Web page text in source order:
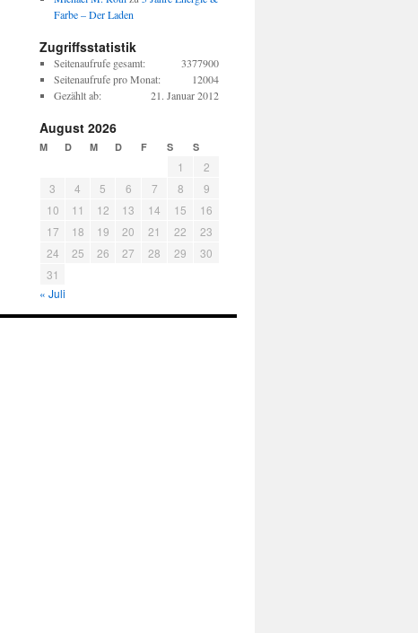
Farbe – Der Laden
Zugriffsstatistik
3377900
Seitenaufrufe gesamt:
12004
Seitenaufrufe pro Monat:
21. Januar 2012
Gezählt ab:
August 2026
M D M D F S S
1
2
3
4 5 6 7 8
9
10
11 12 13 14 15
16
17
18 19 20 21 22
23
24
25 26 27 28 29
30
31
« Juli